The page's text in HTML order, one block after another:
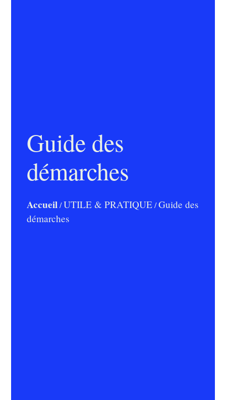
Guide des
démarches
Accueil/UTILE & PRATIQUE/Guide des
démarches